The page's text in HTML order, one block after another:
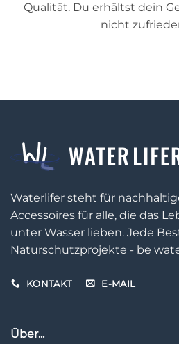
Qualität. Du erhältst dein
nicht
Waterlifer steht für
Accessoires für alle, die das
unter Wasser lieben. Jede
Naturschutzprojekte - be
KONTAKT E-MAIL
Über...